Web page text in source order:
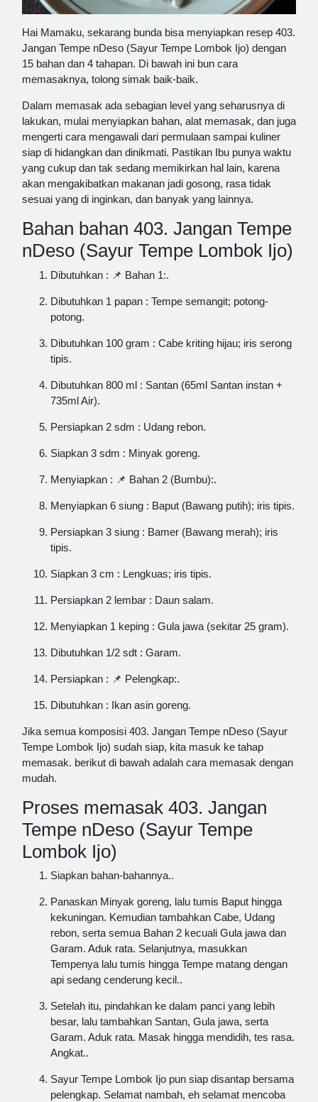
Hai Mamaku, sekarang bunda bisa menyiapkan resep 403.
Jangan Tempe nDeso (Sayur Tempe Lombok Ijo) dengan
15 bahan dan 4 tahapan. Di bawah ini bun cara
memasaknya, tolong simak baik-baik.
Dalam memasak ada sebagian level yang seharusnya di
lakukan, mulai menyiapkan bahan, alat memasak, dan juga
mengerti cara mengawali dari permulaan sampai kuliner
siap di hidangkan dan dinikmati. Pastikan Ibu punya waktu
yang cukup dan tak sedang memikirkan hal lain, karena
akan mengakibatkan makanan jadi gosong, rasa tidak
sesuai yang di inginkan, dan banyak yang lainnya.
Bahan bahan 403. Jangan Tempe
nDeso (Sayur Tempe Lombok Ijo)
Dibutuhkan : 📌 Bahan 1:.
Dibutuhkan 1 papan : Tempe semangit; potong-
potong.
Dibutuhkan 100 gram : Cabe kriting hijau; iris serong
tipis.
Dibutuhkan 800 ml : Santan (65ml Santan instan +
735ml Air).
Persiapkan 2 sdm : Udang rebon.
Siapkan 3 sdm : Minyak goreng.
Menyiapkan : 📌 Bahan 2 (Bumbu):.
Menyiapkan 6 siung : Baput (Bawang putih); iris tipis.
Persiapkan 3 siung : Bamer (Bawang merah); iris
tipis.
Siapkan 3 cm : Lengkuas; iris tipis.
Persiapkan 2 lembar : Daun salam.
Menyiapkan 1 keping : Gula jawa (sekitar 25 gram).
Dibutuhkan 1/2 sdt : Garam.
Persiapkan : 📌 Pelengkap:.
Dibutuhkan : Ikan asin goreng.
Jika semua komposisi 403. Jangan Tempe nDeso (Sayur
Tempe Lombok Ijo) sudah siap, kita masuk ke tahap
memasak. berikut di bawah adalah cara memasak dengan
mudah.
Proses memasak 403. Jangan
Tempe nDeso (Sayur Tempe
Lombok Ijo)
Siapkan bahan-bahannya..
Panaskan Minyak goreng, lalu tumis Baput hingga
kekuningan. Kemudian tambahkan Cabe, Udang
rebon, serta semua Bahan 2 kecuali Gula jawa dan
Garam. Aduk rata. Selanjutnya, masukkan
Tempenya lalu tumis hingga Tempe matang dengan
api sedang cenderung kecil..
Setelah itu, pindahkan ke dalam panci yang lebih
besar, lalu tambahkan Santan, Gula jawa, serta
Garam. Aduk rata. Masak hingga mendidih, tes rasa.
Angkat..
Sayur Tempe Lombok Ijo pun siap disantap bersama
pelengkap. Selamat nambah, eh selamat mencoba